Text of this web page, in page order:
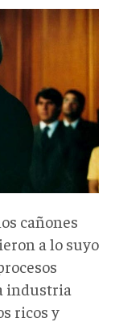
cañones
a lo suyo
industria
ricos y